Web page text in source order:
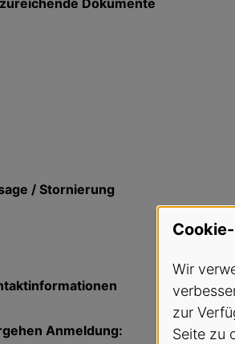
Dokumente
/ Stornierung
Anmeldung:
Wir
zur
Seite zu